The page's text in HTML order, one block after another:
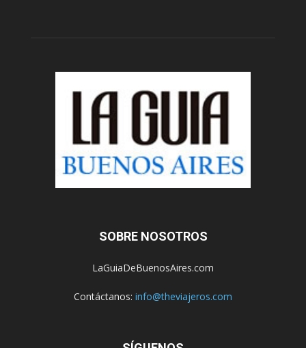
SOBRE NOSOTROS
LaGuiaDeBuenosAires.com
Contáctanos: info@theviajeros.com